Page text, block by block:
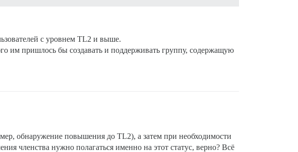
с уровнем TL2 и выше.
им пришлось бы создавать и поддерживать группу, содержащую
обнаружение повышения до TL2), а затем при необходимости
членства нужно полагаться именно на этот статус, верно? Всё